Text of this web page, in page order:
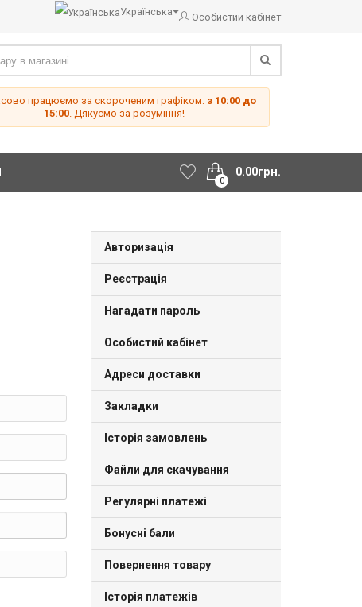
Українська Особистий кабінет
працюємо за скороченим графіком: з 10:00 до
15:00. Дякуємо за розуміння!
0
0.00грн.
Авторизація
Реєстрація
Нагадати пароль
Особистий кабінет
Адреси доставки
Закладки
Історія замовлень
Файли для скачування
Регулярні платежі
Бонусні бали
Повернення товару
Історія платежів